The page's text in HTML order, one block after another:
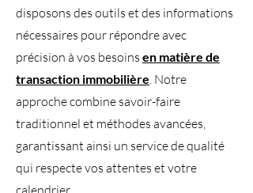
disposons des outils et des informations
nécessaires pour répondre avec
précision à vos besoins en matière de
transaction immobilière. Notre
approche combine savoir-faire
traditionnel et méthodes avancées,
garantissant ainsi un service de qualité
qui respecte vos attentes et votre
calendrier.